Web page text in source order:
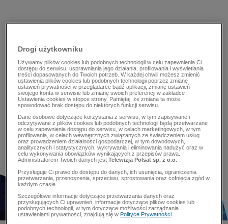
Drogi użytkowniku
Używamy plików cookies lub podobnych technologii w celu zapewnienia Ci
dostępu do serwisu, usprawniania jego działania, profilowania i wyświetlania
treści dopasowanych do Twoich potrzeb. W każdej chwili możesz zmienić
ustawienia plików cookies lub podobnych technologii poprzez zmianę
ustawień prywatności w przeglądarce bądź aplikacji, zmianę ustawień
swojego konta w serwisie lub zmianę swoich preferencji w zakładce
Ustawienia cookies w stopce strony. Pamiętaj, że zmiana ta może
spowodować brak dostępu do niektórych funkcji serwisu.
Dane osobowe dotyczące korzystania z serwisu, w tym zapisywane i
odczytywane z plików cookies lub podobnych technologii będą przetwarzane
w celu zapewnienia dostępu do serwisu, w celach marketingowych, w tym
profilowania, w celach wewnętrznych związanych ze świadczeniem usług
oraz prowadzeniem działalności gospodarczej, w tym dowodowych,
analitycznych i statystycznych, wykrywania i eliminowania nadużyć oraz w
celu wykonywania obowiązków wynikających z przepisów prawa.
Administratorem Twoich danych jestTelewizja Polsat sp. z o.o.
Przysługuje Ci prawo do dostępu do danych, ich usunięcia, ograniczenia
przetwarzania, przenoszenia, sprzeciwu, sprostowania oraz cofnięcia zgód w
każdym czasie.
Szczegółowe informacje dotyczące przetwarzania danych oraz
przysługujących Ci uprawnień, informacje dotyczące plików cookies lub
podobnych technologii, w tym dotyczące możliwości zarządzania
ustawieniami prywatności, znajdują się wPolityce Prywatności